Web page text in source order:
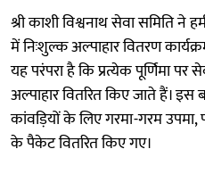
श्री काशी विश्वनाथ सेवा समिति ने
में निःशुल्क अल्पाहार वितरण
यह परंपरा है कि प्रत्येक पूर्णिमा
अल्पाहार वितरित किए जाते हैं। इस
कांवड़ियों के लिए गरमा-गरम
के पैकेट वितरित किए गए।